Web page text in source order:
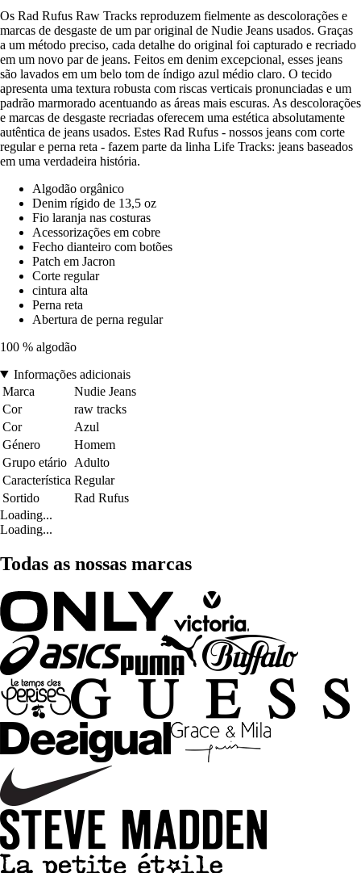
Os Rad Rufus Raw Tracks reproduzem fielmente as descolorações e
marcas de desgaste de um par original de Nudie Jeans usados. Graças
a um método preciso, cada detalhe do original foi capturado e recriado
em um novo par de jeans. Feitos em denim excepcional, esses jeans
são lavados em um belo tom de índigo azul médio claro. O tecido
apresenta uma textura robusta com riscas verticais pronunciadas e um
padrão marmorado acentuando as áreas mais escuras. As descolorações
e marcas de desgaste recriadas oferecem uma estética absolutamente
autêntica de jeans usados. Estes Rad Rufus - nossos jeans com corte
regular e perna reta - fazem parte da linha Life Tracks: jeans baseados
em uma verdadeira história.
Algodão orgânico
Denim rígido de 13,5 oz
Fio laranja nas costuras
Acessorizações em cobre
Fecho dianteiro com botões
Patch em Jacron
Corte regular
cintura alta
Perna reta
Abertura de perna regular
100 % algodão
Informações adicionais
Marca
Nudie Jeans
Cor
raw tracks
Cor
Azul
Género
Homem
Grupo etário Adulto
Característica Regular
Sortido
Rad Rufus
Loading...
Loading...
Todas as nossas marcas